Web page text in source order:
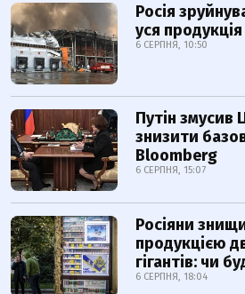
Росія
уся
6 СЕРПНЯ, 10:50
Путін змусив
знизити
Bloomberg
6 СЕРПНЯ, 15:07
Росіяни
продукцією
гігантів: чи
6 СЕРПНЯ, 18:04